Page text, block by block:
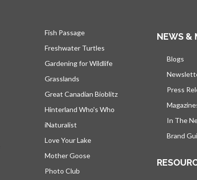
Fish Passage
Freshwater Turtles
Gardening for Wildlife
Grasslands
Great Canadian Bioblitz
Hinterland Who's Who
iNaturalist
Love Your Lake
Mother Goose
Photo Club
NEWS &
Blogs
Press
In The
Brand